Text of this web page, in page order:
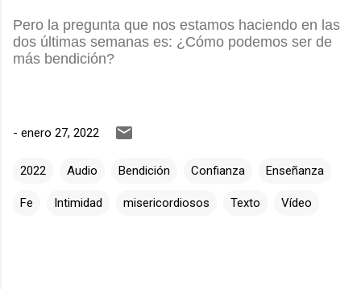
Pero la pregunta que nos estamos haciendo en las
dos últimas semanas es: ¿Cómo podemos ser de
más bendición?
- enero 27, 2022
2022 Audio Bendición Confianza Enseñanza
Fe Intimidad misericordiosos Texto Vídeo